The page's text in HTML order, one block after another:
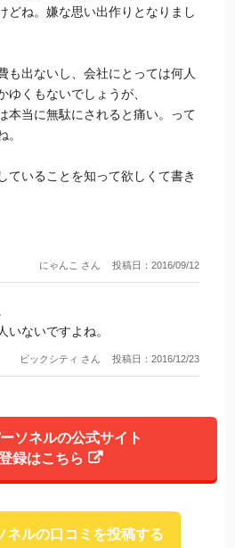
どね。嫌な思い出作りとなりまし
も出ないし、会社にとっては何人
ゆくもないでしょうが、
本当に無駄にされると痛い。って
。
ていることを知って欲しくて書き
にゃんこ さん 投稿日：2016/09/12
いないですよね。
ビックシティ さん 投稿日：2016/12/23
ソネルの公式サイト
録はこちら
ネルの口コミを投稿する